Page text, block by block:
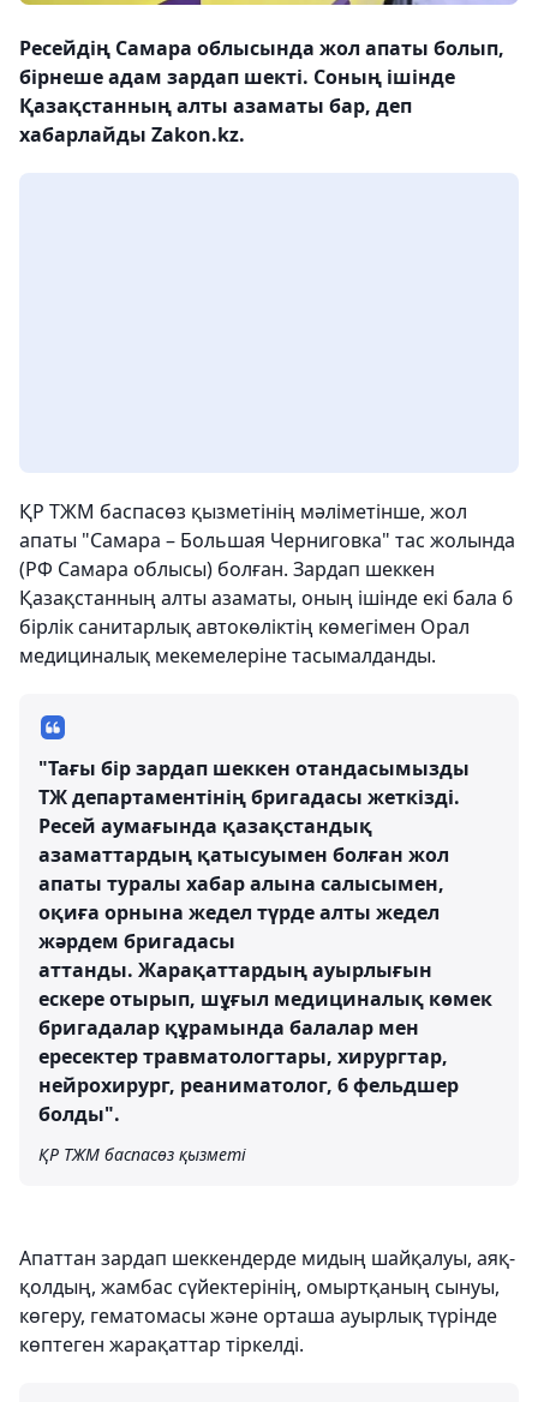
Ресейдің Самара облысында жол апаты болып,
бірнеше адам зардап шекті. Соның ішінде
Қазақстанның алты азаматы бар, деп
хабарлайды Zakon.kz.
ҚР ТЖМ баспасөз қызметінің мәліметінше, жол
апаты "Самара – Большая Черниговка" тас жолында
(РФ Самара облысы) болған. Зардап шеккен
Қазақстанның алты азаматы, оның ішінде екі бала 6
бірлік санитарлық автокөліктің көмегімен Орал
медициналық мекемелеріне тасымалданды.
"Тағы бір зардап шеккен отандасымызды
ТЖ департаментінің бригадасы жеткізді.
Ресей аумағында қазақстандық
азаматтардың қатысуымен болған жол
апаты туралы хабар алына салысымен,
оқиға орнына жедел түрде алты жедел
жәрдем бригадасы
аттанды. Жарақаттардың ауырлығын
ескере отырып, шұғыл медициналық көмек
бригадалар құрамында балалар мен
ересектер травматологтары, хирургтар,
нейрохирург, реаниматолог, 6 фельдшер
болды".
ҚР ТЖМ баспасөз қызметі
Апаттан зардап шеккендерде мидың шайқалуы, аяқ-
қолдың, жамбас сүйектерінің, омыртқаның сынуы,
көгеру, гематомасы және орташа ауырлық түрінде
көптеген жарақаттар тіркелді.